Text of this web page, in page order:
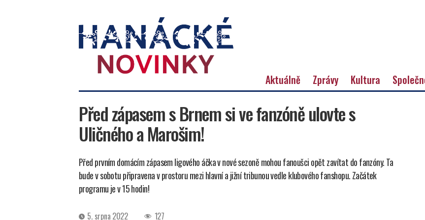
novinky
Aktuálně Zprávy Kultura
Před zápasem s Brnem si ve fanzóně ulovte s
Uličného a Marošim!
Před prvním domácím zápasem ligového áčka v nové sezoně mohou fanoušci opět zavítat do fanzóny. Ta
bude v sobotu připravena v prostoru mezi hlavní a jižní tribunou vedle klubového fanshopu. Začátek
programu je v 15 hodin!
Datum5. srpna 2022 127